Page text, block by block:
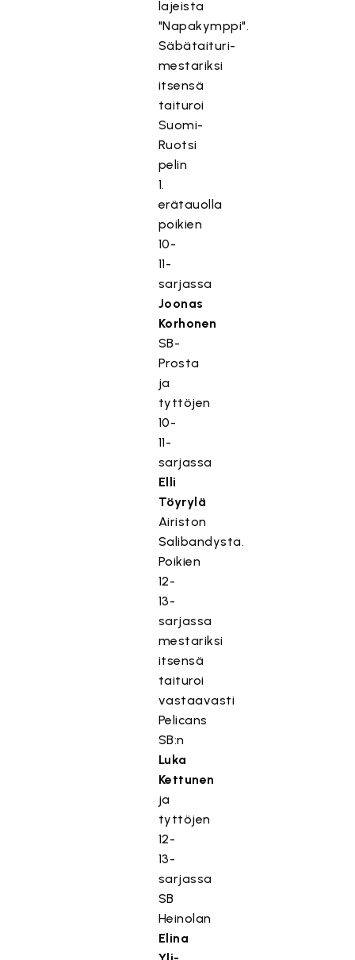
lajeista
"Napakymppi".
Säbätaituri-
mestariksi
itsensä
taituroi
Suomi-
Ruotsi
pelin
1.
erätauolla
poikien
10-
11-
sarjassa
Joonas
Korhonen
SB-
Prosta
ja
tyttöjen
10-
11-
sarjassa
Elli
Töyrylä
Airiston
Salibandysta.
Poikien
12-
13-
sarjassa
mestariksi
itsensä
taituroi
vastaavasti
Pelicans
SB:n
Luka
Kettunen
ja
tyttöjen
12-
13-
sarjassa
SB
Heinolan
Elina